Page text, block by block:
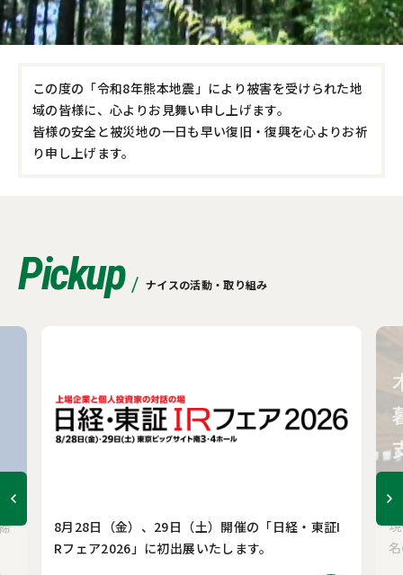
この度の「令和8年熊本地震」により被害を受けられた地
域の皆様に、心よりお見舞い申し上げます。
皆様の安全と被災地の一日も早い復旧・復興を心よりお祈
り申し上げます。
Pickup ナイスの活動・取り組み
8月28日（金）、29日（土）開催の「日経・東証I
Rフェア2026」に初出展いたします。